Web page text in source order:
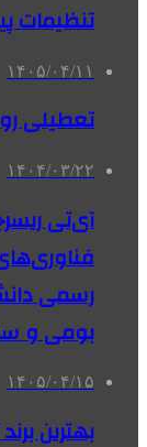
تنظیمات
۱۴۰۵/۰۴/۱۱
تعطیلی روز
۱۴۰۴/۰۳/۲۲
آی‌تی
رسمی
بومی و
۱۴۰۵/۰۴/۱۵
بهترین